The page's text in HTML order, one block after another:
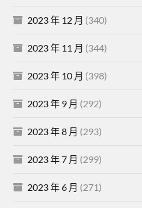
2023 年 12 月 (340)
2023 年 11 月 (344)
2023 年 10 月 (398)
2023 年 9 月 (292)
2023 年 8 月 (293)
2023 年 7 月 (299)
2023 年 6 月 (271)